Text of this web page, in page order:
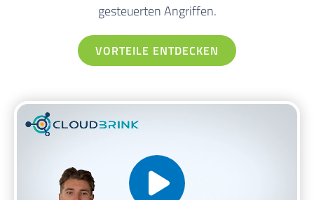
gesteuerten Angriffen.
VORTEILE ENTDECKEN